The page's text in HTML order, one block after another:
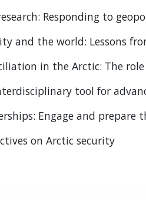
Responding to
and the world: Lessons
in the Arctic: The
tool for
Engage and prepare
on Arctic security